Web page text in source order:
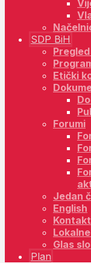
SDP BiH
Etički
Forumi
Jedan
English
Kontakt
Glas
Plan